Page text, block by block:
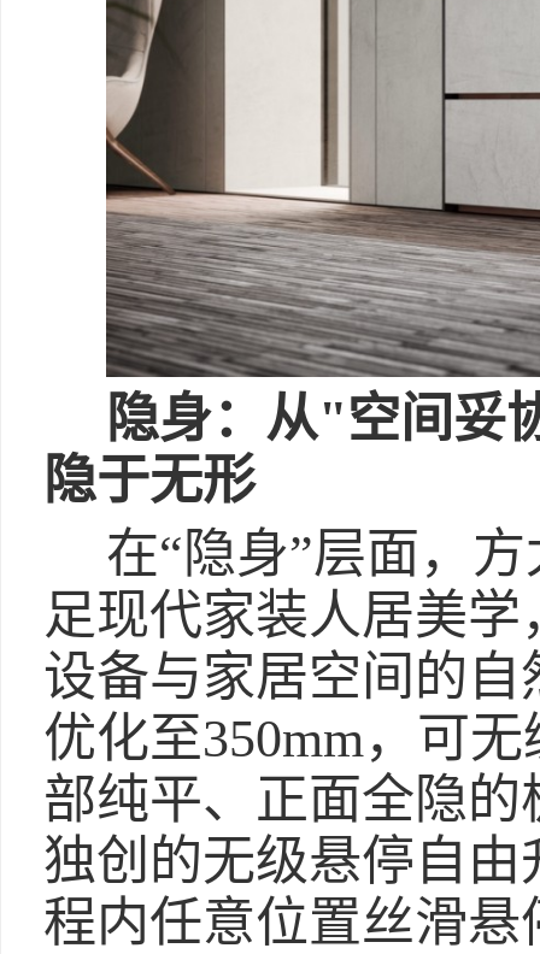
隐身：从"空间妥
隐于无形
在“隐身”层面，
足现代家装人居美
设备与家居空间的
优化至350mm，可
部纯平、正面全隐
独创的无级悬停自由
程内任意位置丝滑